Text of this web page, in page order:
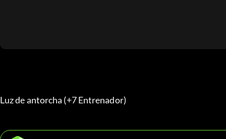
Luz de antorcha (+7 Entrenador)